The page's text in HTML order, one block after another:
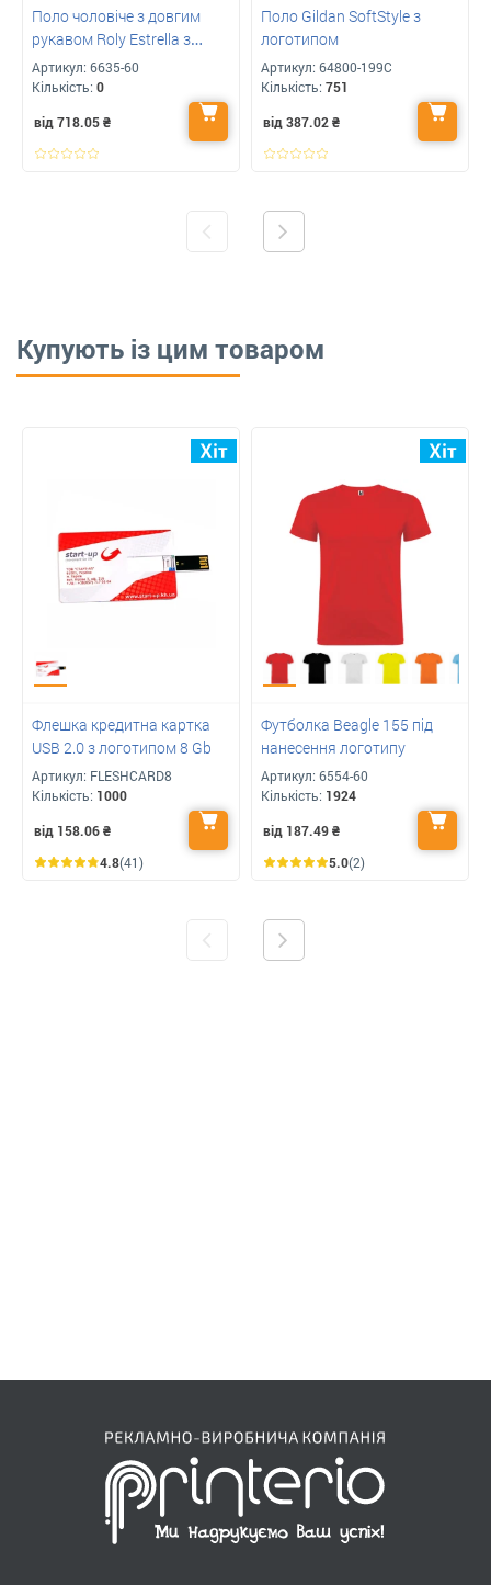
Поло чоловіче з довгим
рукавом Roly Estrella з
Вашим лого
Артикул: 6635-60
Кількість: 0
від 718.05₴
Поло Gildan SoftStyle з
логотипом
Артикул: 64800-199C
Кількість: 751
від 387.02₴
Купують із цим товаром
Флешка кредитна картка
USB 2.0 з логотипом 8 Gb
Артикул: FLESHCARD8
Кількість: 1000
від 158.06₴
4.8(41)
Футболка Beagle 155 під
нанесення логотипу
Артикул: 6554-60
Кількість: 1924
від 187.49₴
5.0(2)